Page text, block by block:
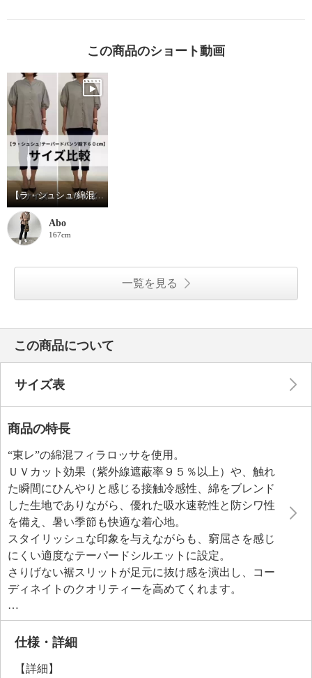
この商品のショート動画
【ラ・シュシュ/綿混ハイテンションスリット入パンツ６０丈】#サイズ比較
Abo
167cm
一覧を見る
この商品について
サイズ表
商品の特長
“東レ”の綿混フィラロッサを使用。
ＵＶカット効果（紫外線遮蔽率９５％以上）や、触れ
た瞬間にひんやりと感じる接触冷感性、綿をブレンド
した生地でありながら、優れた吸水速乾性と防シワ性
を備え、暑い季節も快適な着心地。
スタイリッシュな印象を与えながらも、窮屈さを感じ
にくい適度なテーパードシルエットに設定。
さりげない裾スリットが足元に抜け感を演出し、コー
ディネイトのクオリティーを高めてくれます。
大人のカジュアルコーディネイトにおすすめのデザイ
ン、機能性にとことんこだわって仕上げた、生地、縫
製ともに日本製の商品です。
仕様・詳細
【詳細】